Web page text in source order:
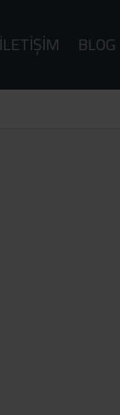
İLETIŞIM BLOG